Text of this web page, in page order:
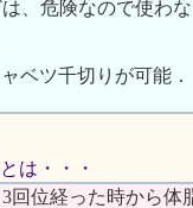
、危険なので使わな
ベツ千切りが可能
は・・・
回位経った時から